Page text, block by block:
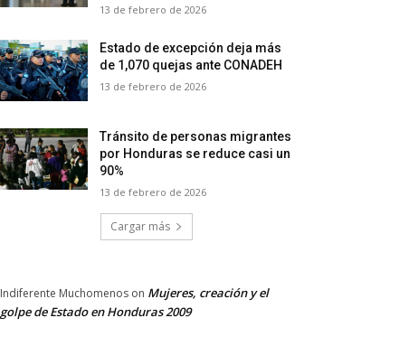
13 de febrero de 2026
Estado de excepción deja más
de 1,070 quejas ante CONADEH
13 de febrero de 2026
Tránsito de personas migrantes
por Honduras se reduce casi un
90%
13 de febrero de 2026
Cargar más
Indiferente Muchomenos on Mujeres, creación y el
golpe de Estado en Honduras 2009